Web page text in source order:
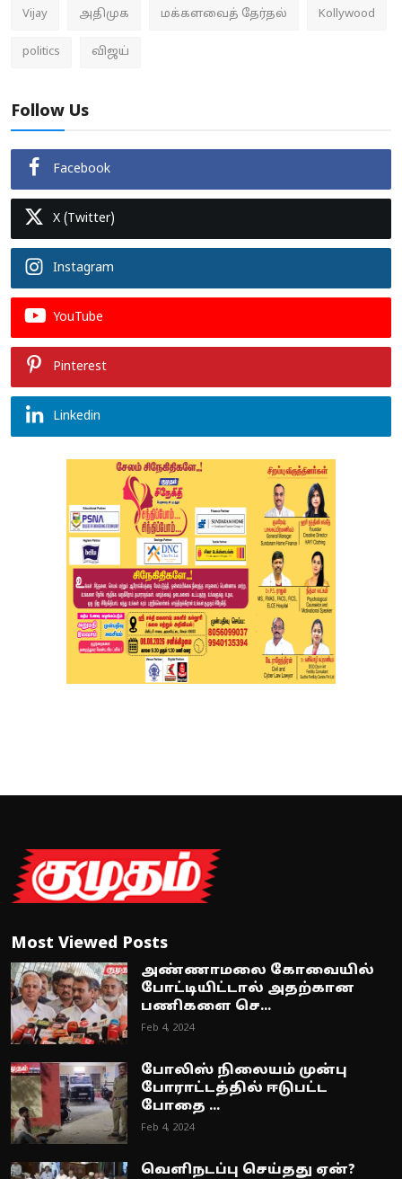
Vijay அதிமுக மக்களவைத் தேர்தல் Kollywood
politics விஜய்
Follow Us
Facebook
X (Twitter)
Instagram
YouTube
Pinterest
Linkedin
Most Viewed Posts
அண்ணாமலை கோவையில்
போட்டியிட்டால் அதற்கான
பணிகளை செ...
Feb 4, 2024
போலிஸ் நிலையம் முன்பு
போராட்டத்தில் ஈடுபட்ட
போதை ...
Feb 4, 2024
வெளிநடப்பு செய்தது ஏன்?